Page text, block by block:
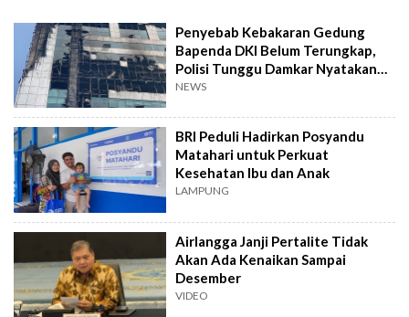
Penyebab Kebakaran Gedung
Bapenda DKI Belum Terungkap,
Polisi Tunggu Damkar Nyatakan
Aman
NEWS
BRI Peduli Hadirkan Posyandu
Matahari untuk Perkuat
Kesehatan Ibu dan Anak
LAMPUNG
Airlangga Janji Pertalite Tidak
Akan Ada Kenaikan Sampai
Desember
VIDEO